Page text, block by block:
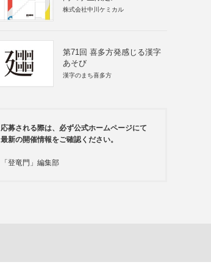
株式会社中川ケミカル
第71回 喜多方発感じる漢字
あそび
漢字のまち喜多方
応募される際は、必ず公式ホームページにて
最新の開催情報をご確認ください。
「登竜門」編集部